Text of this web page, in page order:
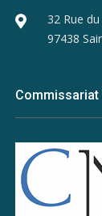
32 Rue
97438